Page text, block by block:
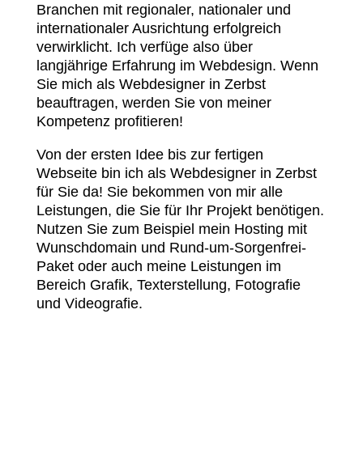
Branchen mit regionaler, nationaler und
internationaler Ausrichtung erfolgreich
verwirklicht. Ich verfüge also über
langjährige Erfahrung im Webdesign. Wenn
Sie mich als Webdesigner in Zerbst
beauftragen, werden Sie von meiner
Kompetenz profitieren!
Von der ersten Idee bis zur fertigen
Webseite bin ich als Webdesigner in Zerbst
für Sie da! Sie bekommen von mir alle
Leistungen, die Sie für Ihr Projekt benötigen.
Nutzen Sie zum Beispiel mein Hosting mit
Wunschdomain und Rund-um-Sorgenfrei-
Paket oder auch meine Leistungen im
Bereich Grafik, Texterstellung, Fotografie
und Videografie.